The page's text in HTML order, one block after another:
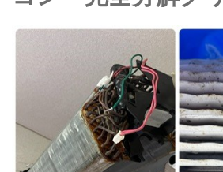
クリーニング
クリニック施設専門清掃
空
そ